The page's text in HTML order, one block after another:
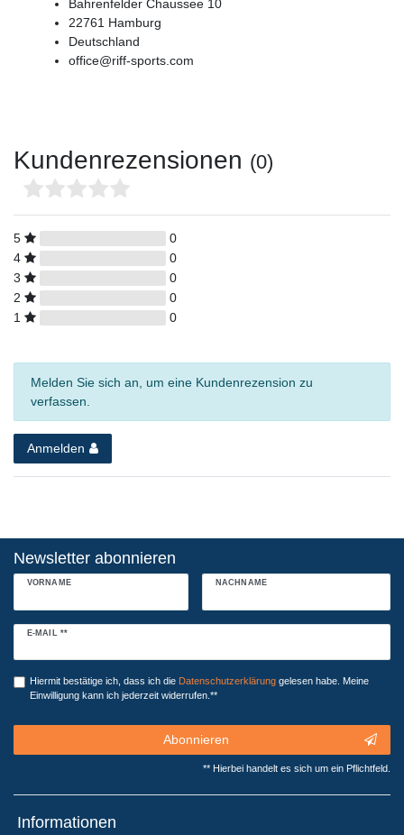
Bahrenfelder Chaussee 10
22761 Hamburg
Deutschland
office@riff-sports.com
Kundenrezensionen (0)
5
0
4
0
3
0
2
0
1
0
Melden Sie sich an, um eine Kundenrezension zu
verfassen.
Anmelden
Newsletter abonnieren
VORNAME NACHNAME
E-MAIL **
Newsletter
Hiermit bestätige ich, dass ich die Daten­schutz­erklärunggelesen habe. Meine
Einwilligung kann ich jederzeit widerrufen.**
Abonnieren
** Hierbei handelt es sich um ein Pflichtfeld.
Informationen